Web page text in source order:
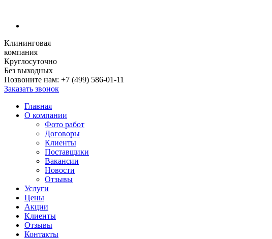
Клининговая
компания
Круглосуточно
Без выходных
Позвоните нам: +7 (499) 586-01-11
Заказать звонок
Главная
О компании
Фото работ
Договоры
Клиенты
Поставщики
Вакансии
Новости
Отзывы
Услуги
Цены
Акции
Клиенты
Отзывы
Контакты